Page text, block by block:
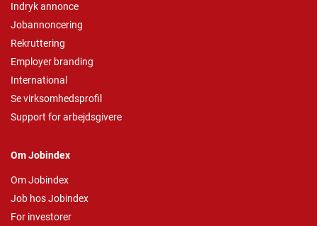
Indryk annonce
Jobannoncering
Rekruttering
Employer branding
International
Se virksomhedsprofil
Support for arbejdsgivere
Om Jobindex
Om Jobindex
Job hos Jobindex
For investorer